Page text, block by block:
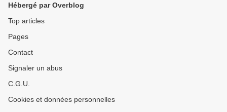
Hébergé par Overblog
Top articles
Pages
Contact
Signaler un abus
C.G.U.
Cookies et données personnelles